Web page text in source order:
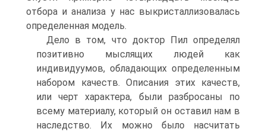
отбора и анализа у нас выкристаллизовалась
определенная модель.
Дело в том, что доктор Пил определял
позитивно мыслящих людей как
индивидуумов, обладающих определенным
набором качеств. Описания этих качеств,
или черт характера, были разбросаны по
всему материалу, который он оставил нам в
наследство. Их можно было насчитать